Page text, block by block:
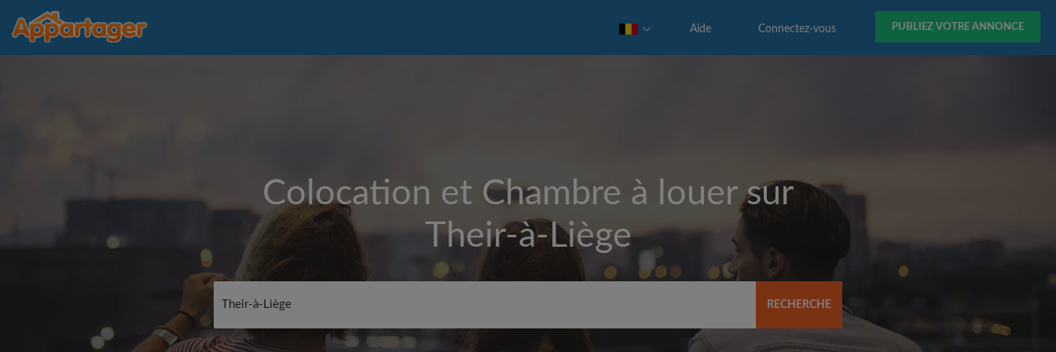
PUBLIEZ VOTRE ANNONCE
Connectez-vous
Aide
Colocation et Chambre à louer sur
Their-à-Liège
RECHERCHE